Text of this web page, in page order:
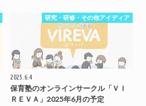
研究・研修・その他アイディア
2025.6.4
保育塾のオンラインサークル「ＶＩ
ＲＥＶＡ」2025年6月の予定